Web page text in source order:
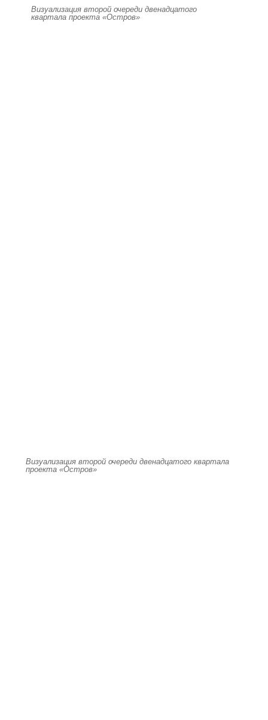
Визуализация второй очереди двенадцатого
квартала проекта «Остров»
Визуализация второй очереди двенадцатого квартала
проекта «Остров»